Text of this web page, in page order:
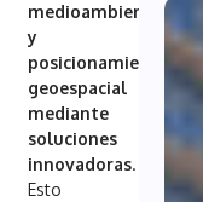
medioambiental
y
posicionamiento
geoespacial
mediante
soluciones
innovadoras.
Esto